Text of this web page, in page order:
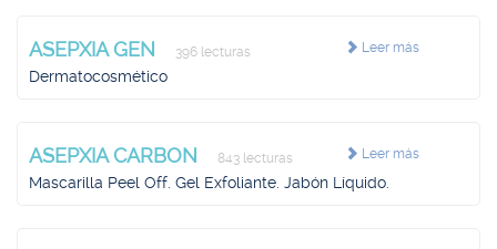
Leer más
ASEPXIA GEN 396 lecturas
Dermatocosmético
Leer más
ASEPXIA CARBON 843 lecturas
Mascarilla Peel Off. Gel Exfoliante. Jabón Líquido.